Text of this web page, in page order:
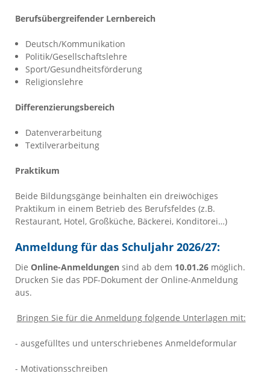
Berufsübergreifender Lernbereich
Deutsch/Kommunikation
Politik/Gesellschaftslehre
Sport/Gesundheitsförderung
Religionslehre
Differenzierungsbereich
Datenverarbeitung
Textilverarbeitung
Praktikum
Beide Bildungsgänge beinhalten ein dreiwöchiges
Praktikum in einem Betrieb des Berufsfeldes (z.B.
Restaurant, Hotel, Großküche, Bäckerei, Konditorei…)
Anmeldung für das Schuljahr 2026/27:
Die Online-Anmeldungen sind ab dem 10.01.26 möglich.
Drucken Sie das PDF-Dokument der Online-Anmeldung
aus.
Bringen Sie für die Anmeldung folgende Unterlagen mit:
- ausgefülltes und unterschriebenes Anmeldeformular
- Motivationsschreiben